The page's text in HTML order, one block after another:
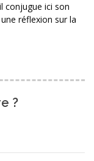
conjugue ici son
réflexion sur la
?